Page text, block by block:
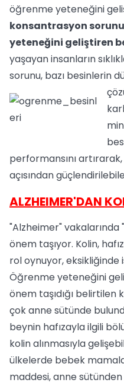
öğrenme yeteneğini
konsantrasyon
yeteneğini geliştiren
yaşayan insanların
sorunu, bazı besinlerin
performansını
açısından
ALZHEIMER'DAN
"Alzheimer" vakalarında
önem taşıyor. Kolin,
rol oynuyor, eksikliğinde
Öğrenme yeteneğini
önem taşıdığı
çok anne sütünde
beynin hafızayla ilgili
kolin alınmasıyla
ülkelerde bebek
maddesi, anne